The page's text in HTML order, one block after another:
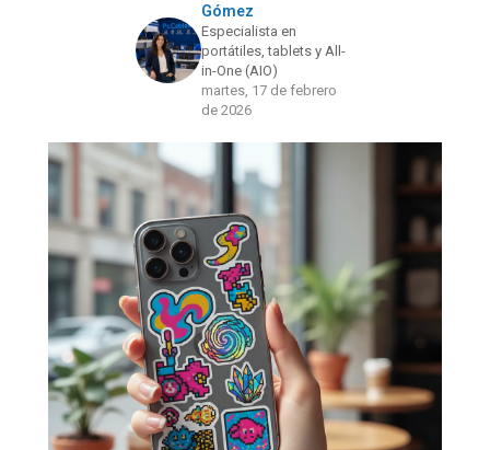
Gómez
Especialista en
portátiles, tablets y All-
in-One (AIO)
martes, 17 de febrero
de 2026